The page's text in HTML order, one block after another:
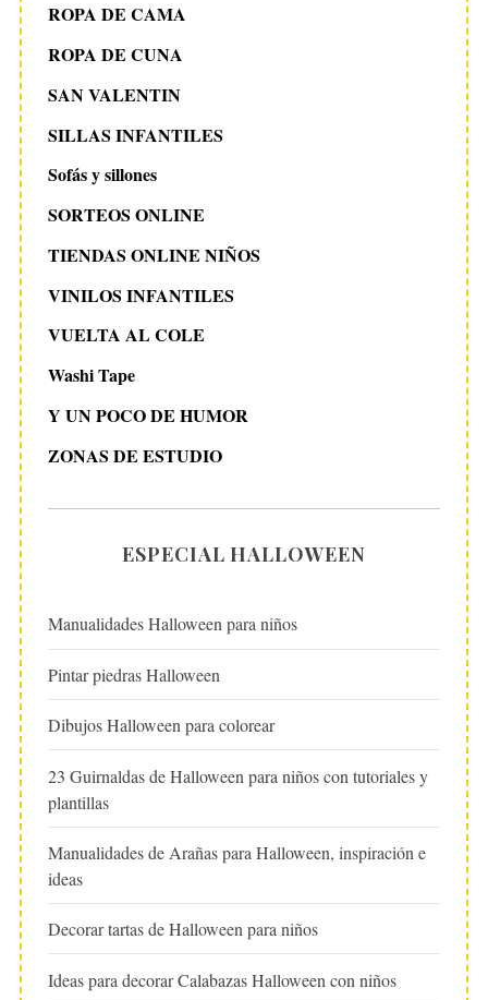
ROPA DE CAMA
ROPA DE CUNA
SAN VALENTIN
SILLAS INFANTILES
Sofás y sillones
SORTEOS ONLINE
TIENDAS ONLINE NIÑOS
VINILOS INFANTILES
VUELTA AL COLE
Washi Tape
Y UN POCO DE HUMOR
ZONAS DE ESTUDIO
ESPECIAL HALLOWEEN
Manualidades Halloween para niños
Pintar piedras Halloween
Dibujos Halloween para colorear
23 Guirnaldas de Halloween para niños con tutoriales y
plantillas
Manualidades de Arañas para Halloween, inspiración e
ideas
Decorar tartas de Halloween para niños
Ideas para decorar Calabazas Halloween con niños